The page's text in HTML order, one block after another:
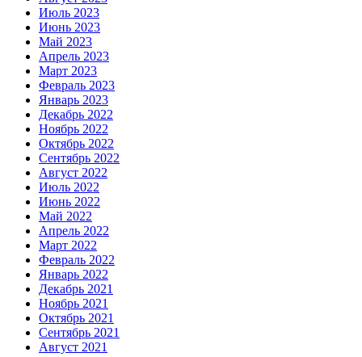
Июль 2023
Июнь 2023
Май 2023
Апрель 2023
Март 2023
Февраль 2023
Январь 2023
Декабрь 2022
Ноябрь 2022
Октябрь 2022
Сентябрь 2022
Август 2022
Июль 2022
Июнь 2022
Май 2022
Апрель 2022
Март 2022
Февраль 2022
Январь 2022
Декабрь 2021
Ноябрь 2021
Октябрь 2021
Сентябрь 2021
Август 2021